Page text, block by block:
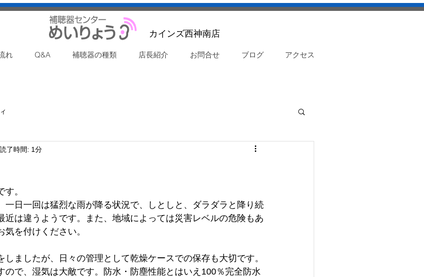
カインズ西神南店
れ Q&A 補聴器の種類 店長紹介 お問合せ ブログ アクセス
読了時間: 1分
。
一日一回は猛烈な雨が降る状況で、しとしと、ダラダラと降り続
近は違うようです。また、地域によっては災害レベルの危険もあ
を付けください。
しましたが、日々の管理として乾燥ケースでの保存も大切です。
ので、湿気は大敵です。防水・防塵性能とはいえ100％完全防水